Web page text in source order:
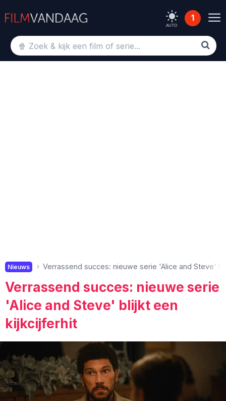
AUTO
1
Nieuws Verrassend succes: nieuwe serie 'Alice and Steve'
Verrassend succes: nieuwe serie
'Alice and Steve' blijkt een
kijkcijferhit